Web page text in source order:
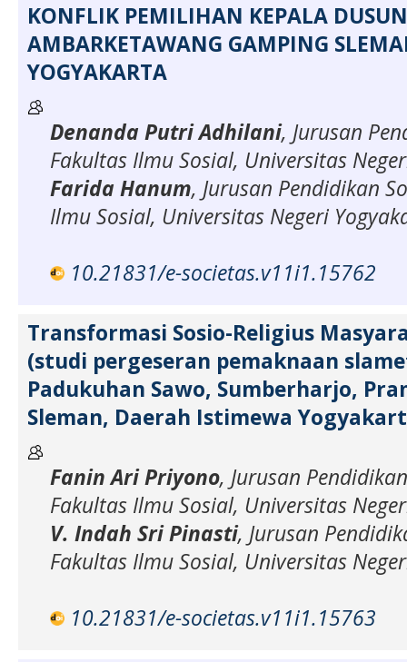
KONFLIK PEMILIHAN KEPALA
AMBARKETAWANG GAMPING
YOGYAKARTA
Denanda Putri Adhilani, Jurusan
Fakultas Ilmu Sosial, Universitas
Farida Hanum, Jurusan Pendidikan
Ilmu Sosial, Universitas Negeri
10.21831/e-societas.v11i1.15762
Transformasi Sosio-Religius
(studi pergeseran pemaknaan
Padukuhan Sawo, Sumberharjo,
Sleman, Daerah Istimewa
Fanin Ari Priyono, Jurusan
Fakultas Ilmu Sosial, Universitas
V. Indah Sri Pinasti, Jurusan
Fakultas Ilmu Sosial, Universitas
10.21831/e-societas.v11i1.15763